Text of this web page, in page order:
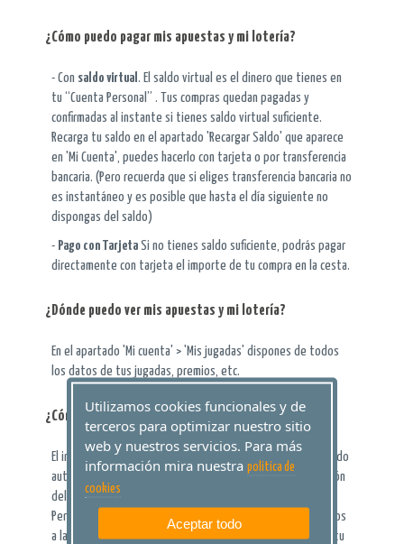
¿Cómo puedo pagar mis apuestas y mi lotería?
- Con saldo virtual. El saldo virtual es el dinero que tienes en
tu “Cuenta Personal” . Tus compras quedan pagadas y
confirmadas al instante si tienes saldo virtual suficiente.
Recarga tu saldo en el apartado 'Recargar Saldo' que aparece
en 'Mi Cuenta', puedes hacerlo con tarjeta o por transferencia
bancaria. (Pero recuerda que si eliges transferencia bancaria no
es instantáneo y es posible que hasta el día siguiente no
dispongas del saldo)
- Pago con Tarjeta Si no tienes saldo suficiente, podrás pagar
directamente con tarjeta el importe de tu compra en la cesta.
¿Dónde puedo ver mis apuestas y mi lotería?
En el apartado 'Mi cuenta' > 'Mis jugadas' dispones de todos
los datos de tus jugadas, premios, etc.
¿Cómo cobro mis premios?
El importe íntegro de los premios obtenidos queda ingresado
automáticamente en tu “Cuenta Personal” tras la celebración
del sorteo y la realización del escrutinio Desde tu “Cuenta
Personal”, podrás solicitar el ingreso de tu dinero en premios
a la Cuenta Bancaria de tu propiedad que nos indiques. Por tu
Utilizamos cookies funcionales y de
terceros para optimizar nuestro sitio
web y nuestros servicios. Para más
información mira nuestra politica de
cookies
Aceptar todo